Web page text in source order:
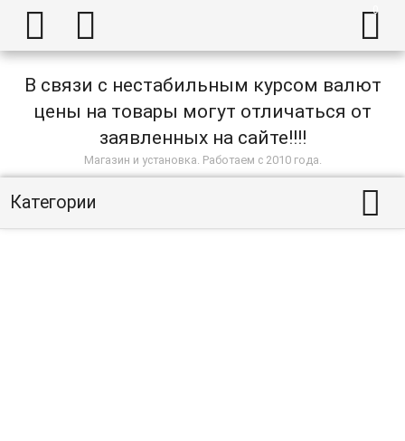
  
В связи с нестабильным курсом валют
цены на товары могут отличаться от
заявленных на сайте!!!!
Магазин и установка. Работаем с 2010 года.
Категории 